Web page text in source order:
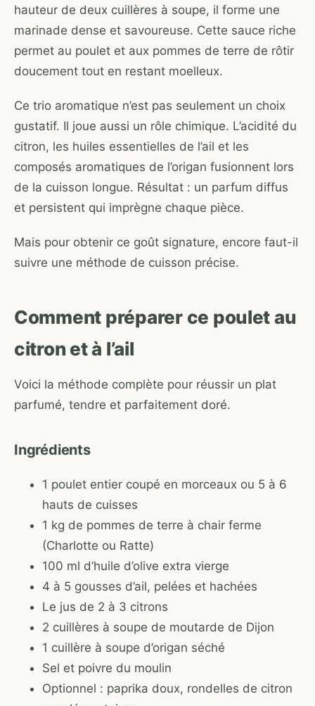
hauteur de deux cuillères à soupe, il forme une
marinade dense et savoureuse. Cette sauce riche
permet au poulet et aux pommes de terre de rôtir
doucement tout en restant moelleux.
Ce trio aromatique n’est pas seulement un choix
gustatif. Il joue aussi un rôle chimique. L’acidité du
citron, les huiles essentielles de l’ail et les
composés aromatiques de l’origan fusionnent lors
de la cuisson longue. Résultat : un parfum diffus
et persistent qui imprègne chaque pièce.
Mais pour obtenir ce goût signature, encore faut-il
suivre une méthode de cuisson précise.
Comment préparer ce poulet au
citron et à l’ail
Voici la méthode complète pour réussir un plat
parfumé, tendre et parfaitement doré.
Ingrédients
1 poulet entier coupé en morceaux ou 5 à 6
hauts de cuisses
1 kg de pommes de terre à chair ferme
(Charlotte ou Ratte)
100 ml d’huile d’olive extra vierge
4 à 5 gousses d’ail, pelées et hachées
Le jus de 2 à 3 citrons
2 cuillères à soupe de moutarde de Dijon
1 cuillère à soupe d’origan séché
Sel et poivre du moulin
Optionnel : paprika doux, rondelles de citron